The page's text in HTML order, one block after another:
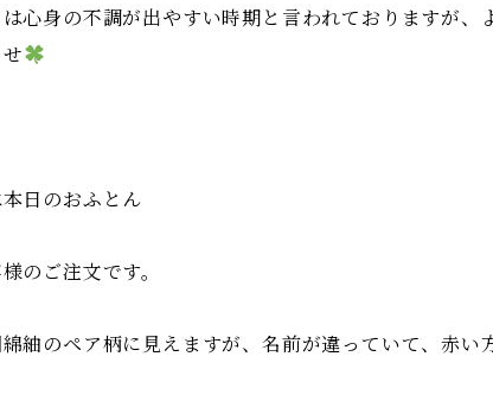
心身の不調が出やすい時期と言われておりますが
日のおふとん
のご注文です。
紬のペア柄に見えますが、名前が違っていて、赤い